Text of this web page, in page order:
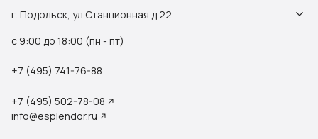
г. Подольск, ул.Станционная д.22
с 9:00 до 18:00 (пн - пт)
+7 (495) 741-76-88
+7 (495) 502-78-08
info@esplendor.ru